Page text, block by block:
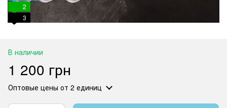
2
3
В наличии
1 200 грн
Оптовые цены от 2 единиц